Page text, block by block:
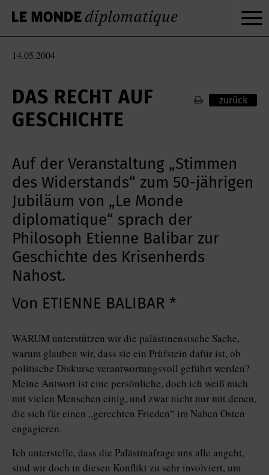
14.05.2004
DAS RECHT AUF
GESCHICHTE
zurück
Auf der Veranstaltung „Stimmen
des Widerstands“ zum 50-jährigen
Jubiläum von „Le Monde
diplomatique“ sprach der
Philosoph Etienne Balibar zur
Geschichte des Krisenherds
Nahost.
Von ETIENNE BALIBAR *
WARUM unterstützen wir die palästinensische Sache,
warum glauben wir, dass sie ein Prüfstein dafür ist, ob
politische Diskurse verantwortungsvoll geführt werden?
Meine Antwort ist eine persönliche, doch ich weiß mich
mit vielen Menschen einig, und zwar nicht nur mit denen,
die sich für einen „gerechten Frieden“ im Nahen Osten
engagieren.
Ich unterstelle, dass die Palästinafrage uns alle angeht,
sind wir doch in diesen Konflikt zu sehr involviert, um